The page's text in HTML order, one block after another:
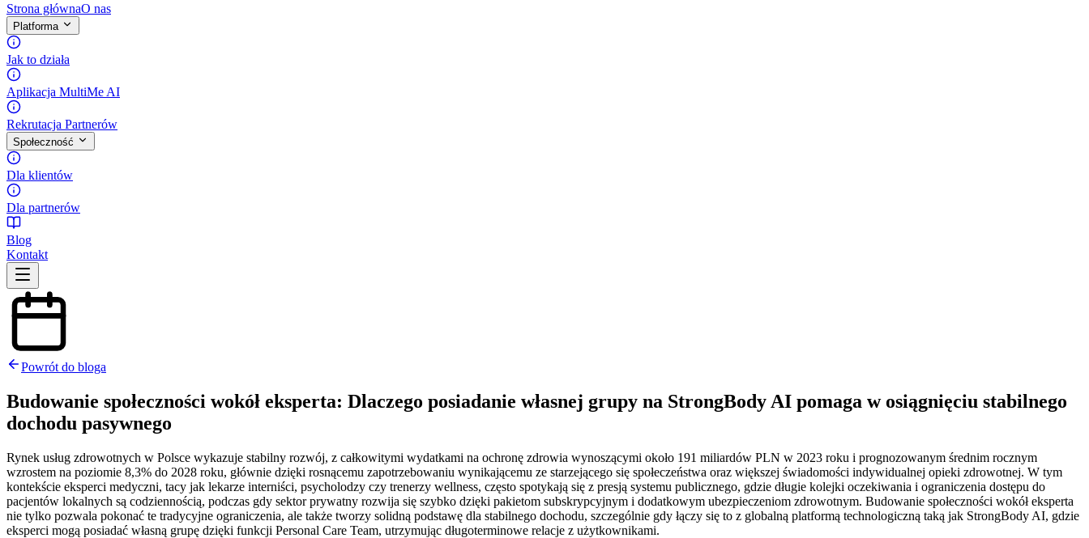
Strona głównaO nas
Platforma
Jak to działa
Aplikacja MultiMe AI
Rekrutacja Partnerów
Społeczność
Dla klientów
Dla partnerów
Blog
Kontakt
Powrót do bloga
Budowanie społeczności wokół eksperta: Dlaczego posiadanie własnej grupy na StrongBody AI pomaga w osiągnięciu stabilnego
dochodu pasywnego
Rynek usług zdrowotnych w Polsce wykazuje stabilny rozwój, z całkowitymi wydatkami na ochronę zdrowia wynoszącymi około 191 miliardów PLN w 2023 roku i prognozowanym średnim rocznym
wzrostem na poziomie 8,3% do 2028 roku, głównie dzięki rosnącemu zapotrzebowaniu wynikającemu ze starzejącego się społeczeństwa oraz większej świadomości indywidualnej opieki zdrowotnej. W tym
kontekście eksperci medyczni, tacy jak lekarze interniści, psycholodzy czy trenerzy wellness, często spotykają się z presją systemu publicznego, gdzie długie kolejki oczekiwania i ograniczenia dostępu do
pacjentów lokalnych są codziennością, podczas gdy sektor prywatny rozwija się szybko dzięki pakietom subskrypcyjnym i dodatkowym ubezpieczeniom zdrowotnym. Budowanie społeczności wokół eksperta
nie tylko pozwala pokonać te tradycyjne ograniczenia, ale także tworzy solidną podstawę dla stabilnego dochodu, szczególnie gdy łączy się to z globalną platformą technologiczną taką jak StrongBody AI, gdzie
eksperci mogą posiadać własną grupę dzięki funkcji Personal Care Team, utrzymując długoterminowe relacje z użytkownikami.